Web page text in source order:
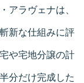
アラヴェナは、
新な仕組みに評
や宅地分譲の計
分だけ完成した